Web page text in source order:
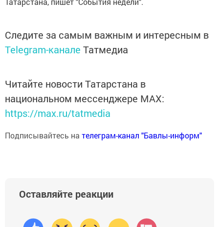
Следите за самым важным и интересным в
Telegram-канале Татмедиа
Читайте новости Татарстана в
национальном мессенджере MАХ:
https://max.ru/tatmedia
Подписывайтесь на телеграм-канал "Бавлы-информ"
Оставляйте реакции